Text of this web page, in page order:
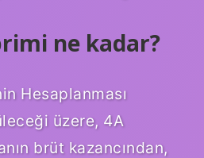
ne kadar?
Hesaplanması
üzere, 4A
brüt kazancından,